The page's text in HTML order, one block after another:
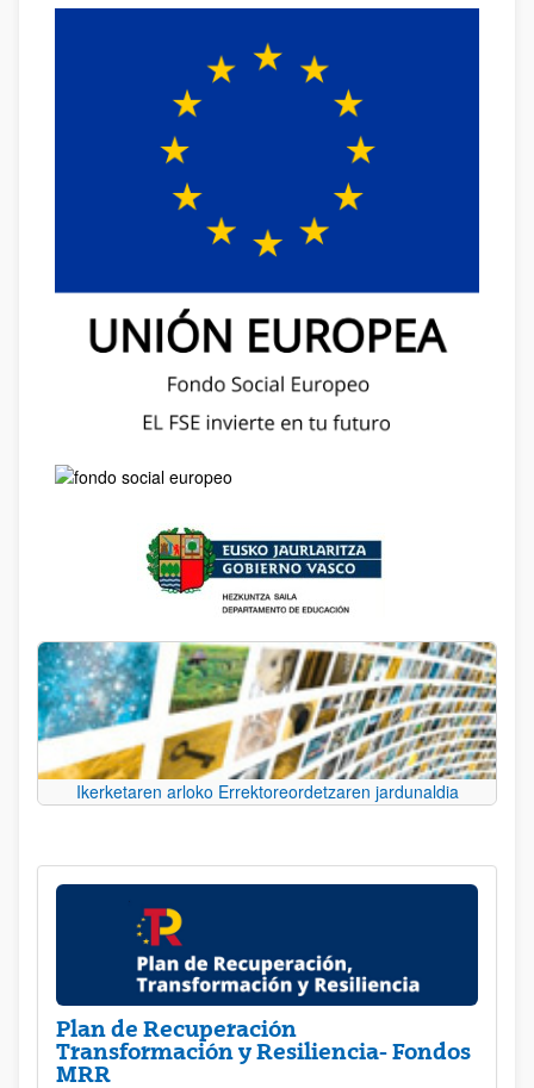
Ikerketaren arloko Errektoreordetzaren jardunaldia
Plan de Recuperación
Transformación y Resiliencia- Fondos
MRR